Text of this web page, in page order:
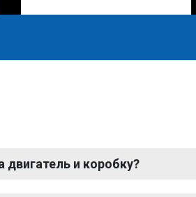
двигатель и коробку?